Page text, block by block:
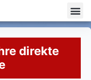
direkte